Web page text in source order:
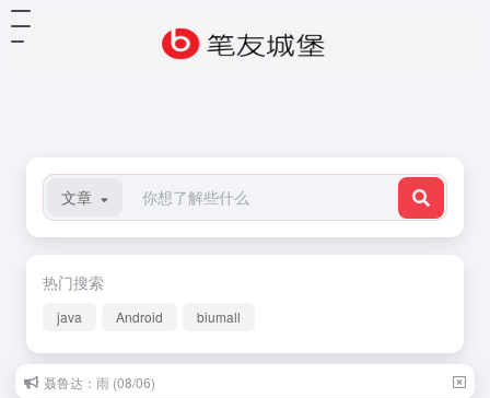
文章
热门搜索
java Android biumall
聂鲁达：雨 (08/06)